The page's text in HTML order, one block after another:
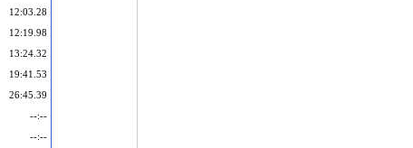
12:03.28
12:19.98
13:24.32
19:41.53
26:45.39
--:--
--:--